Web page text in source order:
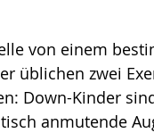
von einem
üblichen zwei
Down-Kinder
anmutende